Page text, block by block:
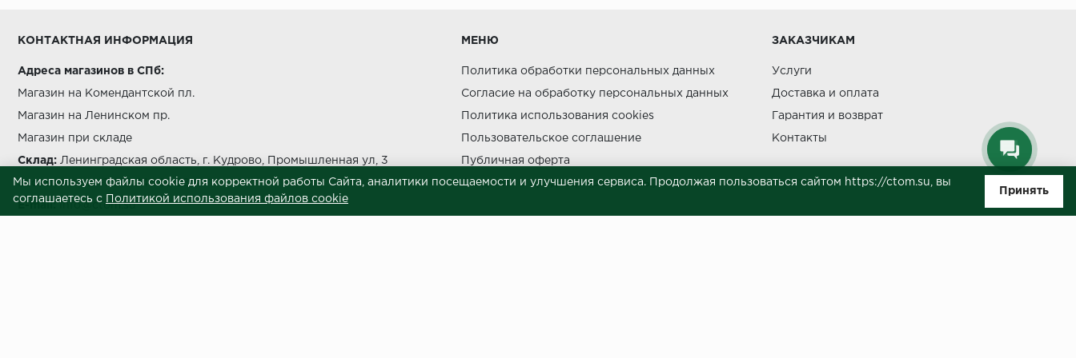
КОНТАКТНАЯ ИНФОРМАЦИЯ
Адреса магазинов в СПб:
Магазин на Комендантской пл.
Магазин на Ленинском пр.
Магазин при складе
Склад: Ленинградская область, г. Кудрово, Промышленная ул, 3
Звоните нам:+7 812 245 69 28
E-mail: info@ctom.su
МЕНЮ
Политика обработки персональных данных
Согласие на обработку персональных данных
Политика использования cookies
Пользовательское соглашение
Публичная оферта
Сведения о продавце (реквизиты)
ЗАКАЗЧИКАМ
Услуги
Доставка и оплата
Гарантия и возврат
Контакты
Мы используем файлы cookie для корректной работы Сайта, аналитики посещаемости и улучшения сервиса. Продолжая пользоваться сайтом https://ctom.su, вы
соглашаетесь с
Политикой использования файлов cookie
Принять